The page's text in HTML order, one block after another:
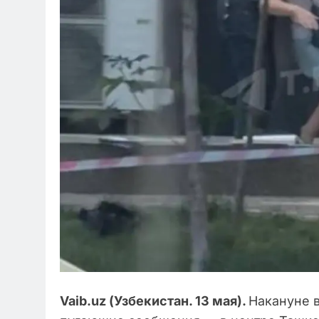
Vaib.uz (Узбекистан. 13 мая). Накануне